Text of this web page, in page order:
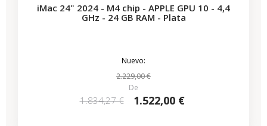
iMac 24" 2024 - M4 chip - APPLE GPU 10 - 4,4
GHz - 24 GB RAM - Plata
Nuevo:
2.229,00 €
De
1.834,27 € 1.522,00 €